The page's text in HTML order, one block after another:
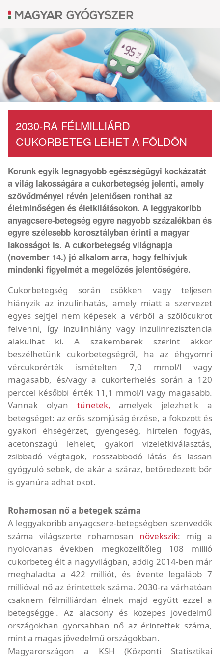
2030-RA FÉLMILLIÁRD
CUKORBETEG LEHET A FÖLDÖN
Korunk egyik legnagyobb egészségügyi kockázatát
a világ lakosságára a cukorbetegség jelenti, amely
szövődményei révén jelentősen ronthat az
életminőségen és életkilátásokon. A leggyakoribb
anyagcsere-betegség egyre nagyobb százalékban és
egyre szélesebb korosztályban érinti a magyar
lakosságot is. A cukorbetegség világnapja
(november 14.) jó alkalom arra, hogy felhívjuk
mindenki figyelmét a megelőzés jelentőségére.
Cukorbetegség során csökken vagy teljesen
hiányzik az inzulinhatás, amely miatt a szervezet
egyes sejtjei nem képesek a vérből a szőlőcukrot
felvenni, így inzulinhiány vagy inzulinrezisztencia
alakulhat ki. A szakemberek szerint akkor
beszélhetünk cukorbetegségről, ha az éhgyomri
vércukorérték ismételten 7,0 mmol/l vagy
magasabb, és/vagy a cukorterhelés során a 120
perccel későbbi érték 11,1 mmol/l vagy magasabb.
Vannak olyan tünetek, amelyek jelezhetik a
betegséget: az erős szomjúság érzése, a fokozott és
gyakori éhségérzet, gyengeség, hirtelen fogyás,
acetonszagú lehelet, gyakori vizeletkiválasztás,
zsibbadó végtagok, rosszabbodó látás és lassan
gyógyuló sebek, de akár a száraz, betöredezett bőr
is gyanúra adhat okot.
Rohamosan nő a betegek száma
A leggyakoribb anyagcsere-betegségben szenvedők
száma világszerte rohamosan növekszik: míg a
nyolcvanas években megközelítőleg 108 millió
cukorbeteg élt a nagyvilágban, addig 2014-ben már
meghaladta a 422 milliót, és évente legalább 7
millióval nő az érintettek száma. 2030-ra várhatóan
csaknem félmilliárdan élnek majd együtt ezzel a
betegséggel. Az alacsony és közepes jövedelmű
országokban gyorsabban nő az érintettek száma,
mint a magas jövedelmű országokban.
Magyarországon a KSH (Központi Statisztikai